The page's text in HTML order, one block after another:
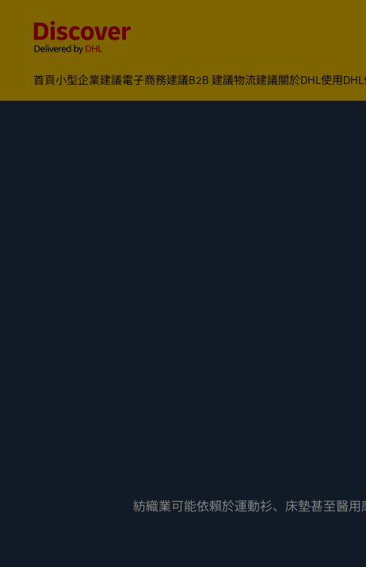
首頁小型企業建議電子商務建議B2B 建議物流建議關於DHL使用
紡織業可能依賴於運動衫、床墊甚至醫